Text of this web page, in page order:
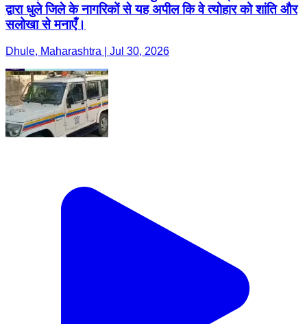
द्वारा धुले जिले के नागरिकों से यह अपील कि वे त्योहार को शांति और
सलोखा से मनाएँ।
Dhule, Maharashtra | Jul 30, 2026